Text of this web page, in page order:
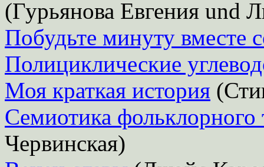
(Гурьянова Евгения und
Побудьте минуту вместе
Полициклические
Моя краткая история
Семиотика фольклорного
Червинская)